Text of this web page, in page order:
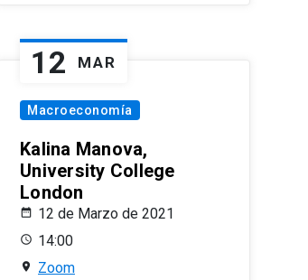
12 MAR
Macroeconomía
Kalina Manova,
University College
London
12 de Marzo de 2021
14:00
Zoom